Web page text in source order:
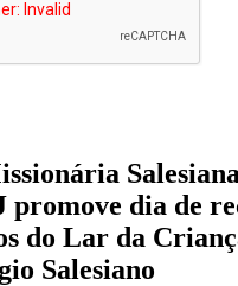
promove dia de
do Lar da
Salesiano